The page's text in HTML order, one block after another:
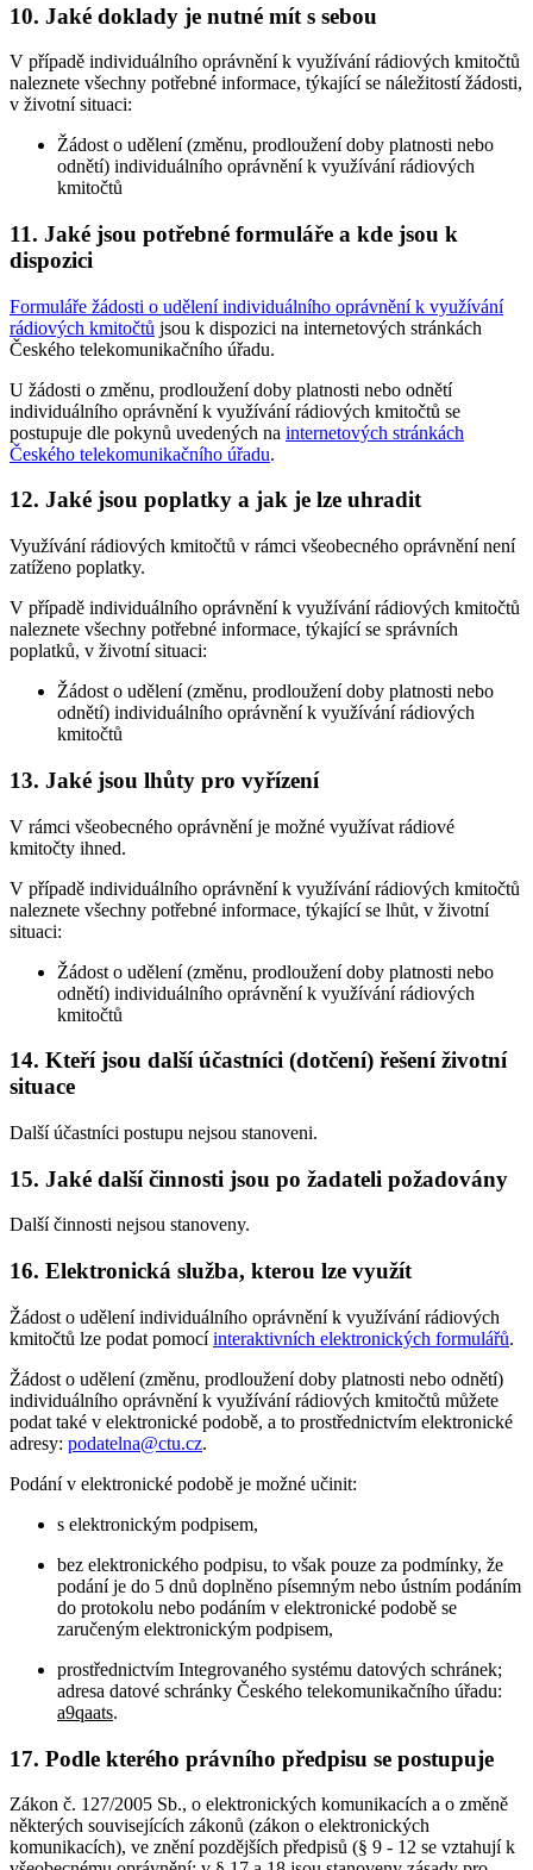
10. Jaké doklady je nutné mít s sebou
V případě individuálního oprávnění k využívání rádiových kmitočtů
naleznete všechny potřebné informace, týkající se náležitostí žádosti,
v životní situaci:
Žádost o udělení (změnu, prodloužení doby platnosti nebo
odnětí) individuálního oprávnění k využívání rádiových
kmitočtů
11. Jaké jsou potřebné formuláře a kde jsou k
dispozici
Formuláře žádosti o udělení individuálního oprávnění k využívání
rádiových kmitočtů jsou k dispozici na internetových stránkách
Českého telekomunikačního úřadu.
U žádosti o změnu, prodloužení doby platnosti nebo odnětí
individuálního oprávnění k využívání rádiových kmitočtů se
postupuje dle pokynů uvedených na internetových stránkách
Českého telekomunikačního úřadu.
12. Jaké jsou poplatky a jak je lze uhradit
Využívání rádiových kmitočtů v rámci všeobecného oprávnění není
zatíženo poplatky.
V případě individuálního oprávnění k využívání rádiových kmitočtů
naleznete všechny potřebné informace, týkající se správních
poplatků, v životní situaci:
Žádost o udělení (změnu, prodloužení doby platnosti nebo
odnětí) individuálního oprávnění k využívání rádiových
kmitočtů
13. Jaké jsou lhůty pro vyřízení
V rámci všeobecného oprávnění je možné využívat rádiové
kmitočty ihned.
V případě individuálního oprávnění k využívání rádiových kmitočtů
naleznete všechny potřebné informace, týkající se lhůt, v životní
situaci:
Žádost o udělení (změnu, prodloužení doby platnosti nebo
odnětí) individuálního oprávnění k využívání rádiových
kmitočtů
14. Kteří jsou další účastníci (dotčení) řešení životní
situace
Další účastníci postupu nejsou stanoveni.
15. Jaké další činnosti jsou po žadateli požadovány
Další činnosti nejsou stanoveny.
16. Elektronická služba, kterou lze využít
Žádost o udělení individuálního oprávnění k využívání rádiových
kmitočtů lze podat pomocíinteraktivních elektronických formulářů.
Žádost o udělení (změnu, prodloužení doby platnosti nebo odnětí)
individuálního oprávnění k využívání rádiových kmitočtů můžete
podat také v elektronické podobě, a to prostřednictvím elektronické
adresy: podatelna@ctu.cz.
Podání v elektronické podobě je možné učinit:
s elektronickým podpisem,
bez elektronického podpisu, to však pouze za podmínky, že
podání je do 5 dnů doplněno písemným nebo ústním podáním
do protokolu nebo podáním v elektronické podobě se
zaručeným elektronickým podpisem,
prostřednictvím Integrovaného systému datových schránek;
adresa datové schránky Českého telekomunikačního úřadu:
a9qaats.
17. Podle kterého právního předpisu se postupuje
Zákon č. 127/2005 Sb., o elektronických komunikacích a o změně
některých souvisejících zákonů (zákon o elektronických
komunikacích), ve znění pozdějších předpisů (§ 9 - 12 se vztahují k